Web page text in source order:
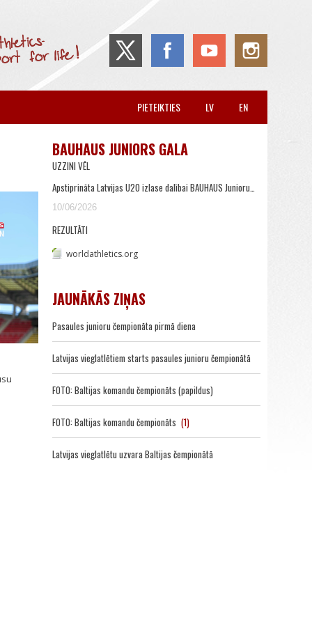
EN
LV
PIETEIKTIES
BAUHAUS JUNIORS GALA
UZZINI VĒL
Apstiprināta Latvijas U20 izlase dalībai BAUHAUS Junioru…
10/06/2026
REZULTĀTI
worldathletics.org
JAUNĀKĀS ZIŅAS
Pasaules junioru čempionāta pirmā diena
Latvijas vieglatlētiem starts pasaules junioru čempionātā
FOTO: Baltijas komandu čempionāts (papildus)
FOTO: Baltijas komandu čempionāts (1)
Latvijas vieglatlētu uzvara Baltijas čempionātā